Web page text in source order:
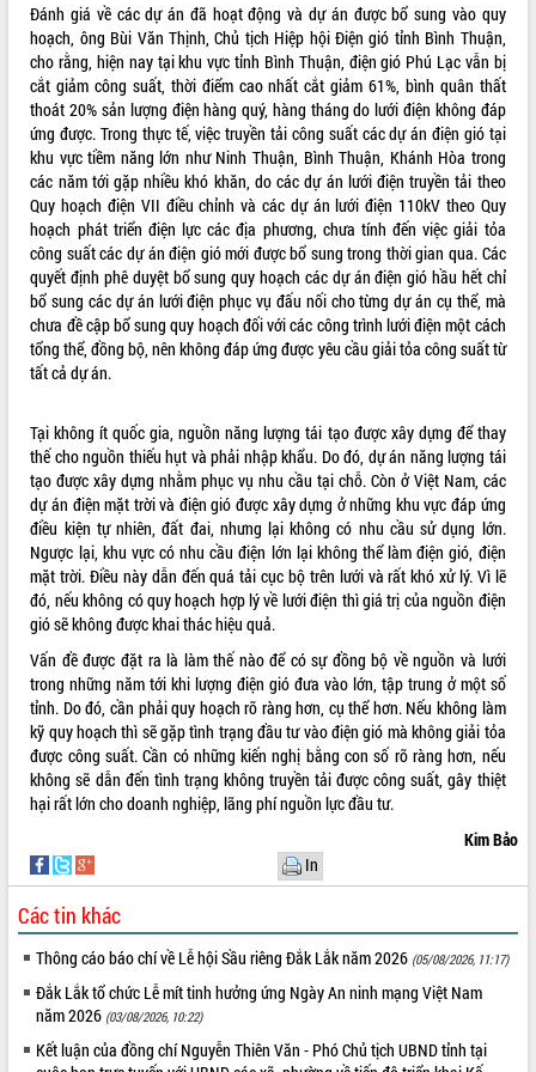
THỐNG KÊ TRUY CẬP
Hôm nay: 27920
Tất cả:
66073243
Đánh giá về các dự án đã hoạt động và dự án được bổ sung vào quy
hoạch, ông Bùi Văn Thịnh, Chủ tịch Hiệp hội Điện gió tỉnh Bình Thuận,
cho rằng, hiện nay tại khu vực tỉnh Bình Thuận, điện gió Phú Lạc vẫn bị
cắt giảm công suất, thời điểm cao nhất cắt giảm 61%, bình quân thất
thoát 20% sản lượng điện hàng quý, hàng tháng do lưới điện không đáp
ứng được. Trong thực tế, việc truyền tải công suất các dự án điện gió tại
khu vực tiềm năng lớn như Ninh Thuận, Bình Thuận, Khánh Hòa trong
các năm tới gặp nhiều khó khăn, do các dự án lưới điện truyền tải theo
Quy hoạch điện VII điều chỉnh và các dự án lưới điện 110kV theo Quy
hoạch phát triển điện lực các địa phương, chưa tính đến việc giải tỏa
công suất các dự án điện gió mới được bổ sung trong thời gian qua. Các
quyết định phê duyệt bổ sung quy hoạch các dự án điện gió hầu hết chỉ
bổ sung các dự án lưới điện phục vụ đấu nối cho từng dự án cụ thể, mà
chưa đề cập bổ sung quy hoạch đối với các công trình lưới điện một cách
tổng thể, đồng bộ, nên không đáp ứng được yêu cầu giải tỏa công suất từ
tất cả dự án.
Tại không ít quốc gia, nguồn năng lượng tái tạo được xây dựng để thay
thế cho nguồn thiếu hụt và phải nhập khẩu. Do đó, dự án năng lượng tái
tạo được xây dựng nhằm phục vụ nhu cầu tại chỗ. Còn ở Việt Nam, các
dự án điện mặt trời và điện gió được xây dựng ở những khu vực đáp ứng
điều kiện tự nhiên, đất đai, nhưng lại không có nhu cầu sử dụng lớn.
Ngược lại, khu vực có nhu cầu điện lớn lại không thể làm điện gió, điện
mặt trời. Điều này dẫn đến quá tải cục bộ trên lưới và rất khó xử lý. Vì lẽ
đó, nếu không có quy hoạch hợp lý về lưới điện thì giá trị của nguồn điện
gió sẽ không được khai thác hiệu quả.
Vấn đề được đặt ra là làm thế nào để có sự đồng bộ về nguồn và lưới
trong những năm tới khi lượng điện gió đưa vào lớn, tập trung ở một số
tỉnh. Do đó, cần phải quy hoạch rõ ràng hơn, cụ thể hơn. Nếu không làm
kỹ quy hoạch thì sẽ gặp tình trạng đầu tư vào điện gió mà không giải tỏa
được công suất. Cần có những kiến nghị bằng con số rõ ràng hơn, nếu
không sẽ dẫn đến tình trạng không truyền tải được công suất, gây thiệt
hại rất lớn cho doanh nghiệp, lãng phí nguồn lực đầu tư.
Kim Bảo
In
Các tin khác
Thông cáo báo chí về Lễ hội Sầu riêng Đắk Lắk năm 2026 (05/08/2026, 11:17)
Đắk Lắk tổ chức Lễ mít tinh hưởng ứng Ngày An ninh mạng Việt Nam
năm 2026 (03/08/2026, 10:22)
Kết luận của đồng chí Nguyễn Thiên Văn - Phó Chủ tịch UBND tỉnh tại